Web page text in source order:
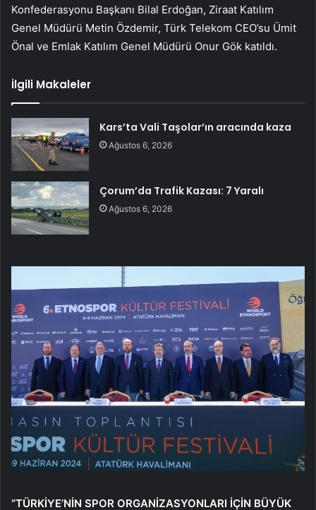
Konfederasyonu Başkanı Bilal Erdoğan, Ziraat Katılım
Genel Müdürü Metin Özdemir, Türk Telekom CEO’su Ümit
Önal ve Emlak Katılım Genel Müdürü Onur Gök katıldı.
İlgili Makaleler
Kars’ta Vali Taşolar’ın aracında kaza
Ağustos 6, 2026
Çorum’da Trafik Kazası: 7 Yaralı
Ağustos 6, 2026
“TÜRKİYE’NİN SPOR ORGANİZASYONLARI İÇİN BÜYÜK